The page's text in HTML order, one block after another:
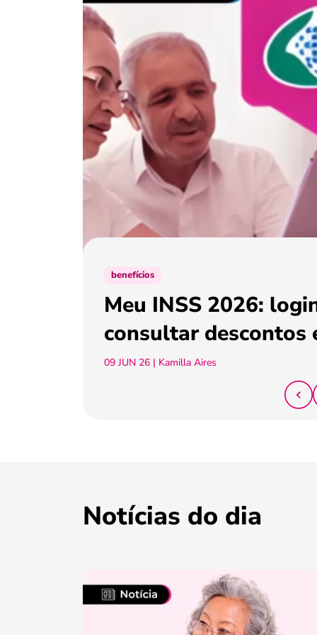
benefícios
Meu INSS 2026:
consultar descontos
09 JUN 26 | Kamilla Aires
Notícias do dia